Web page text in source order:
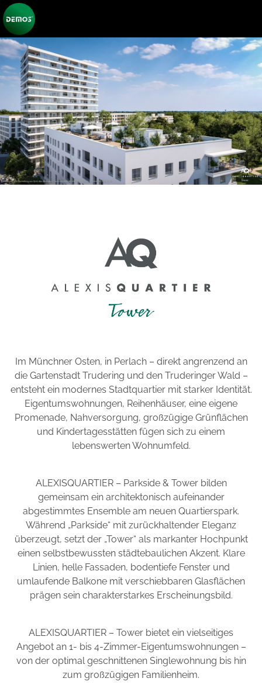
Im Münchner Osten, in Perlach – direkt angrenzend an
die Gartenstadt Trudering und den Truderinger Wald –
entsteht ein modernes Stadtquartier mit starker Identität.
Eigentumswohnungen, Reihenhäuser, eine eigene
Promenade, Nahversorgung, großzügige Grünflächen
und Kindertagesstätten fügen sich zu einem
lebenswerten Wohnumfeld.
ALEXISQUARTIER – Parkside & Tower bilden
gemeinsam ein architektonisch aufeinander
abgestimmtes Ensemble am neuen Quartierspark.
Während „Parkside“ mit zurückhaltender Eleganz
überzeugt, setzt der „Tower“ als markanter Hochpunkt
einen selbstbewussten städtebaulichen Akzent. Klare
Linien, helle Fassaden, bodentiefe Fenster und
umlaufende Balkone mit verschiebbaren Glasflächen
prägen sein charakterstarkes Erscheinungsbild.
ALEXISQUARTIER – Tower bietet ein vielseitiges
Angebot an 1- bis 4-Zimmer-Eigentumswohnungen –
von der optimal geschnittenen Singlewohnung bis hin
zum großzügigen Familienheim.